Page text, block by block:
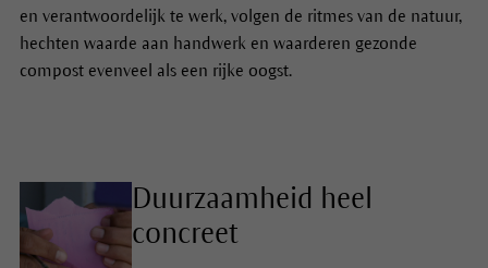
en verantwoordelijk te werk, volgen de ritmes van de natuur,
hechten waarde aan handwerk en waarderen gezonde
compost evenveel als een rijke oogst.
Duurzaamheid heel
concreet